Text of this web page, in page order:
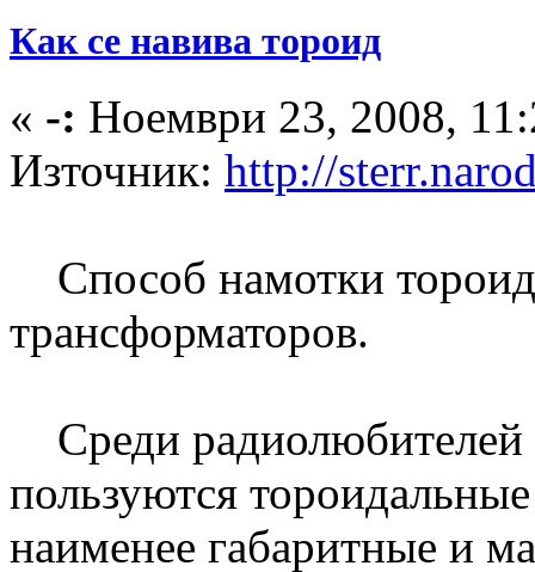
Как се навива тороид
« -: Ноември 23, 2008,
Източник: http://
Способ намотки
трансформаторов.
Среди
пользуются
наименее габаритные и